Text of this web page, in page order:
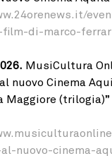
film-di-marco-
MusiCultura
nuovo Cinema
Maggiore (trilogia)”
nuovo-cinema-